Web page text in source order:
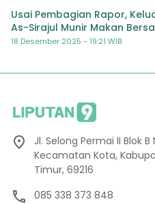
Usai Pembagian Rapor,
As-Sirajul Munir Makan
Semester
18 Desember 2025 - 19:21 WIB
Jl. Selong Permai II Blok
Kecamatan Kota,
Timur, 69216
085 338 373 848